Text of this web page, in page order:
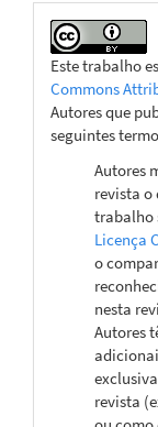
Este trabalho
Commons
Autores que
seguintes
Autores
revista
trabalho
Licença
o
nesta
Autores
revista